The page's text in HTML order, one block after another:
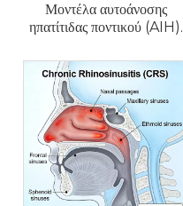
Μοντέλα αυτοάνοσης
ηπατίτιδας ποντικού (AIH).